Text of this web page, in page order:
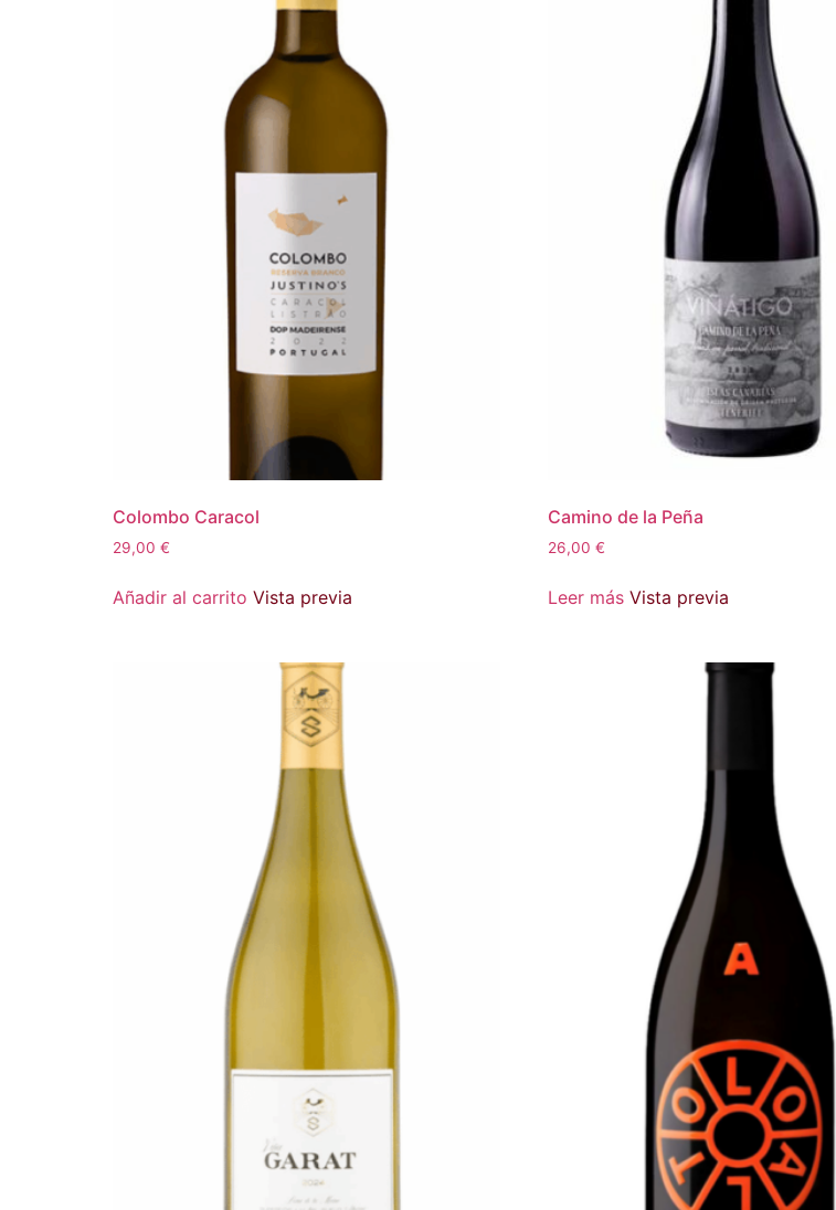
Colombo Caracol
29,00 €
Añadir al carrito Vista previa
Camino de la Peña
26,00 €
Leer más Vista previa